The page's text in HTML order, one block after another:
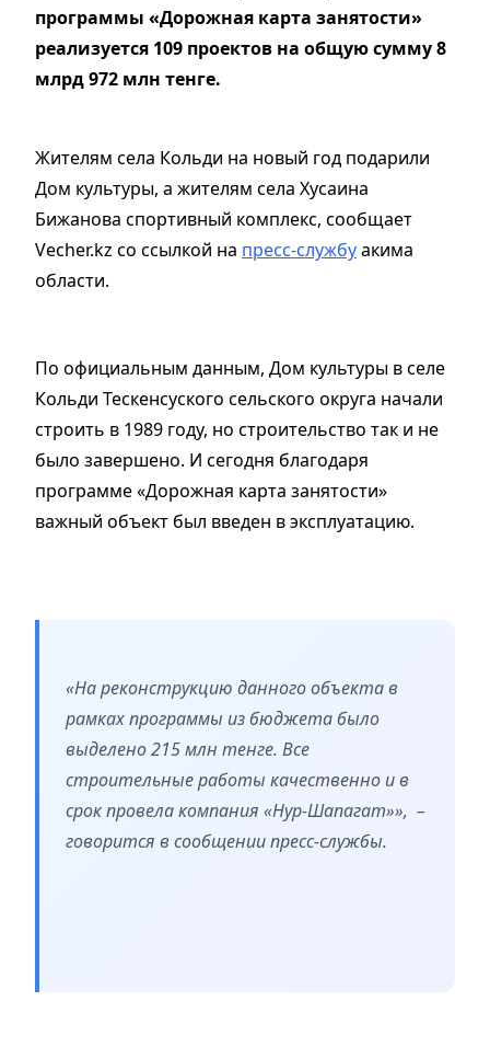
программы «Дорожная карта занятости»
реализуется 109 проектов на общую сумму 8
млрд 972 млн тенге.
Жителям села Кольди на новый год подарили
Дом культуры, а жителям села Хусаина
Бижанова спортивный комплекс, сообщает
Vecher.kz со ссылкой на пресс-службуакима
области.
По официальным данным, Дом культуры в селе
Кольди Тескенсуского сельского округа начали
строить в 1989 году, но строительство так и не
было завершено. И сегодня благодаря
программе «Дорожная карта занятости»
важный объект был введен в эксплуатацию.
«На реконструкцию данного объекта в
рамках программы из бюджета было
выделено 215 млн тенге. Все
строительные работы качественно и в
срок провела компания «Нур-Шапагат»», –
говорится в сообщении пресс-службы.